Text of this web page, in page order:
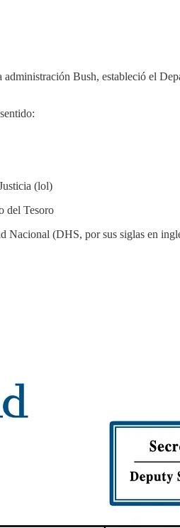
Bush, estableció el
(lol)
del Tesoro
Nacional (DHS, por sus siglas en